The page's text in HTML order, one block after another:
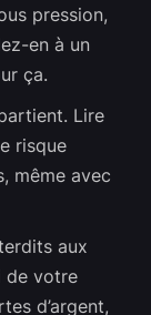
pression,
en à un
ça.
Lire
risque
même avec
aux
de votre
d’argent,